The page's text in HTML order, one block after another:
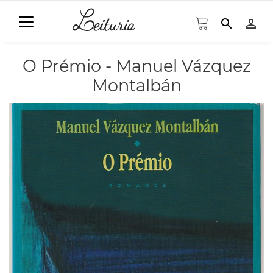
search person_outline
O Prémio - Manuel Vázquez
Montalbán